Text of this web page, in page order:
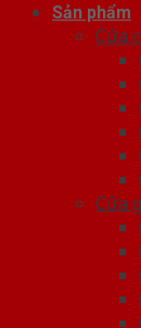
Sản phẩm
Cửa
Cửa